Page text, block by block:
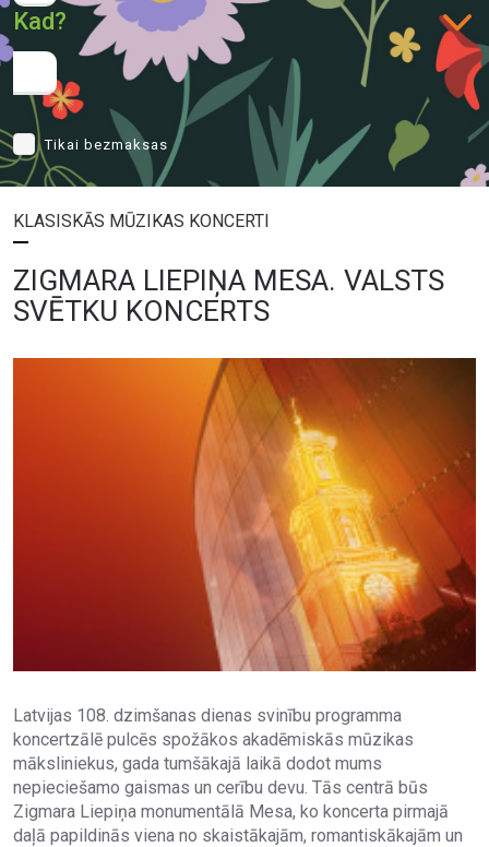
Kad?
Tikai bezmaksas
KLASISKĀS MŪZIKAS KONCERTI
ZIGMARA LIEPIŅA MESA. VALSTS
SVĒTKU KONCERTS
Latvijas 108. dzimšanas dienas svinību programma
koncertzālē pulcēs spožākos akadēmiskās mūzikas
māksliniekus, gada tumšākajā laikā dodot mums
nepieciešamo gaismas un cerību devu. Tās centrā būs
Zigmara Liepiņa monumentālā Mesa, ko koncerta pirmajā
daļā papildinās viena no skaistākajām, romantiskākajām un